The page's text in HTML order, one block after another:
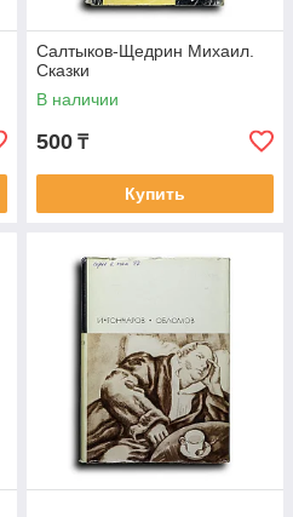
Салтыков-Щедрин Михаил.
Сказки
В наличии
500 ₸
Купить